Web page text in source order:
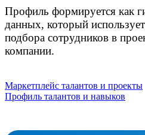
Профиль формируется как
данных, который
подбора сотрудников в
компании.
Маркетплейс талантов и проекты
Профиль талантов и навыков